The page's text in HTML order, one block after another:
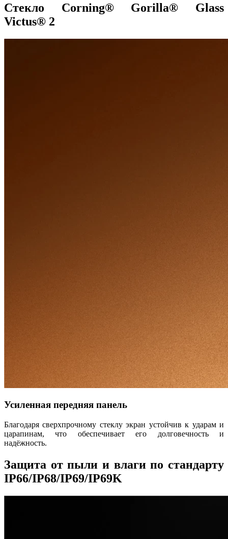
Стекло Corning® Gorilla® Glass
Victus® 2
Усиленная передняя панель
Благодаря сверхпрочному стеклу экран устойчив к ударам и
царапинам, что обеспечивает его долговечность и
надёжность.
Защита от пыли и влаги по стандарту
IP66/IP68/IP69/IP69K